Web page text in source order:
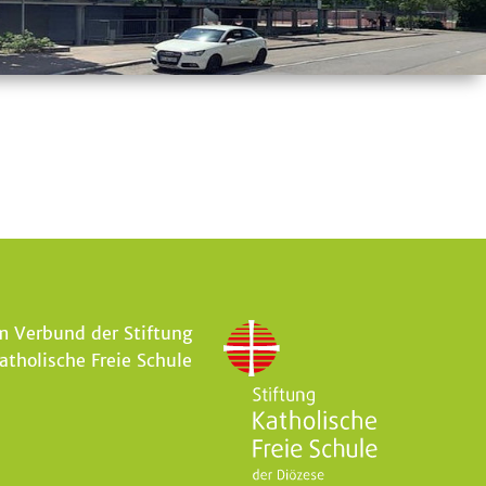
Verbund der Stiftung
Freie Schule